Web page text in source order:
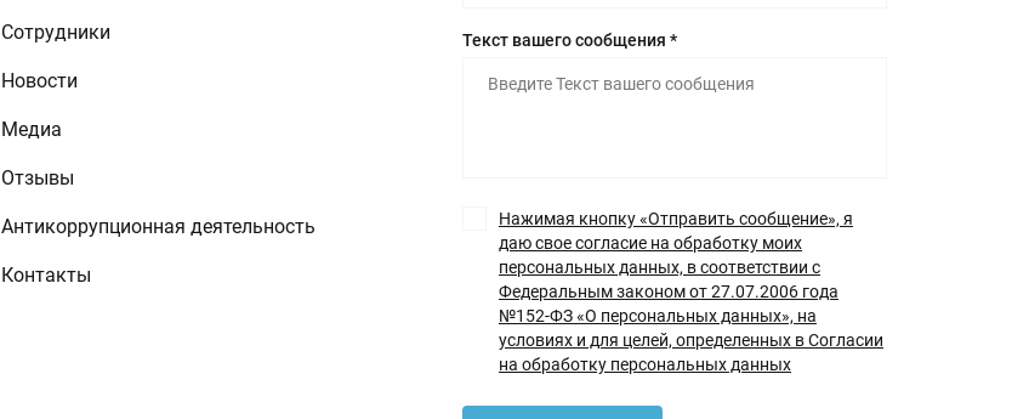
Сотрудники
Новости
Медиа
Отзывы
Антикоррупционная деятельность
Контакты
Текст вашего сообщения *
Нажимая кнопку «Отправить сообщение», я
даю свое согласие на обработку моих
персональных данных, в соответствии с
Федеральным законом от 27.07.2006 года
№152-ФЗ «О персональных данных», на
условиях и для целей, определенных в Согласии
на обработку персональных данных